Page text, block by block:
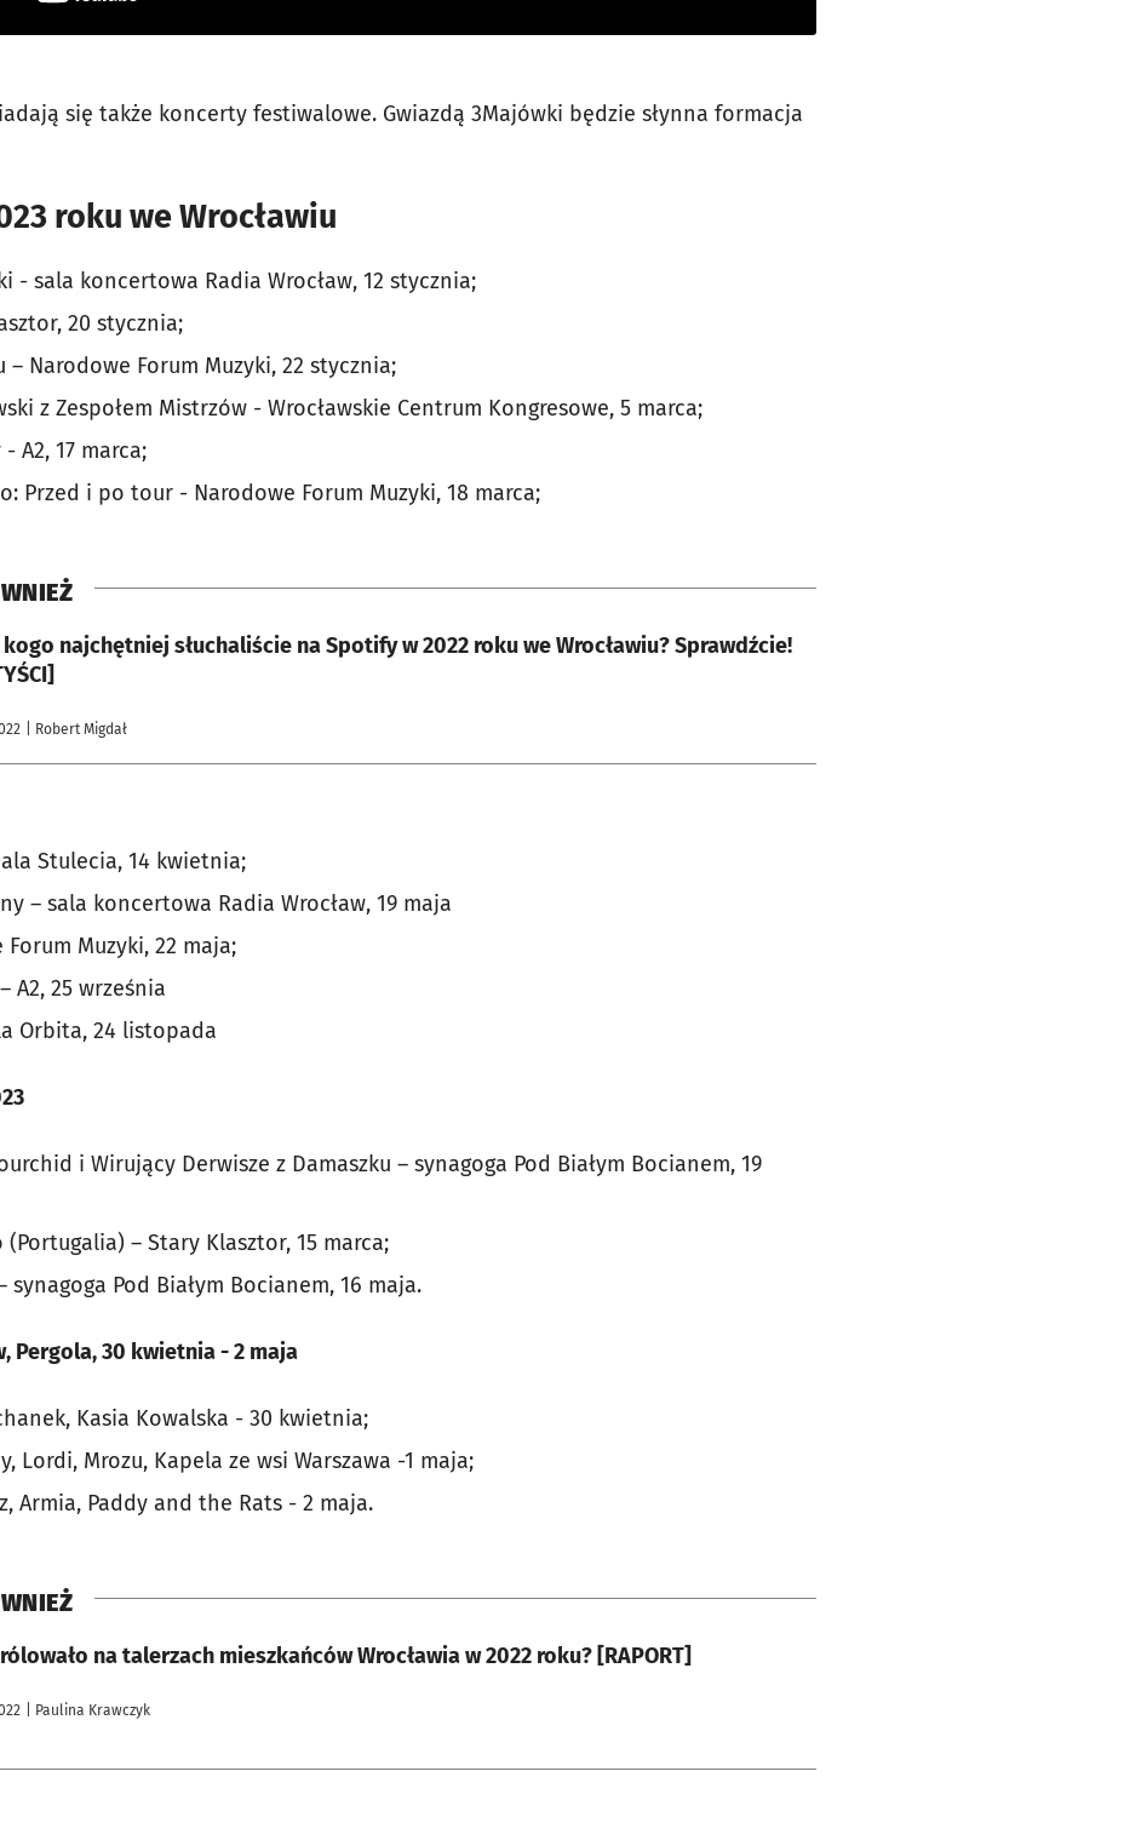
się także koncerty festiwalowe. Gwiazdą 3Majówki będzie słynna formacja
roku we Wrocławiu
- sala koncertowa Radia Wrocław, 12 stycznia;
20 stycznia;
– Narodowe Forum Muzyki, 22 stycznia;
z Zespołem Mistrzów - Wrocławskie Centrum Kongresowe, 5 marca;
A2, 17 marca;
Przed i po tour - Narodowe Forum Muzyki, 18 marca;
najchętniej słuchaliście na Spotify w 2022 roku we Wrocławiu? Sprawdźcie!
| Robert Migdał
Stulecia, 14 kwietnia;
– sala koncertowa Radia Wrocław, 19 maja
Forum Muzyki, 22 maja;
A2, 25 września
Orbita, 24 listopada
i Wirujący Derwisze z Damaszku – synagoga Pod Białym Bocianem, 19
(Portugalia) – Stary Klasztor, 15 marca;
synagoga Pod Białym Bocianem, 16 maja.
Pergola, 30 kwietnia - 2 maja
Kasia Kowalska - 30 kwietnia;
Lordi, Mrozu, Kapela ze wsi Warszawa -1 maja;
Armia, Paddy and the Rats - 2 maja.
na talerzach mieszkańców Wrocławia w 2022 roku? [RAPORT]
| Paulina Krawczyk